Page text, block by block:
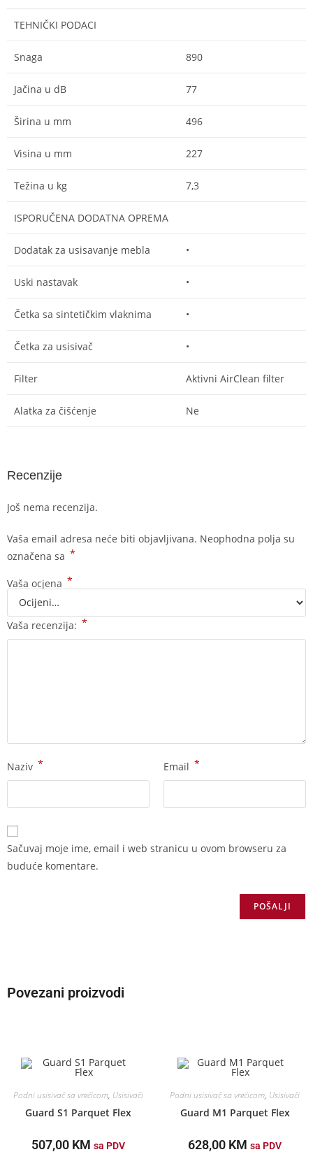
TEHNIČKI PODACI
Snaga 890
Jačina u dB 77
Širina u mm 496
Visina u mm 227
Težina u kg 7,3
ISPORUČENA DODATNA OPREMA
Dodatak za usisavanje mebla •
Uski nastavak •
Četka sa sintetičkim vlaknima •
Četka za usisivač •
Filter Aktivni AirClean filter
Alatka za čišćenje Ne
Recenzije
Još nema recenzija.
Vaša email adresa neće biti objavljivana. Neophodna polja su
označena sa *
Vaša ocjena *
Vaša recenzija: *
Naziv * Email *
Sačuvaj moje ime, email i web stranicu u ovom browseru za
buduće komentare.
Povezani proizvodi
Podni usisivač sa vrećicom, Usisivači
Guard S1 Parquet Flex
507,00 KM sa PDV
Podni usisivač sa vrećicom, Usisivači
Guard M1 Parquet Flex
628,00 KM sa PDV